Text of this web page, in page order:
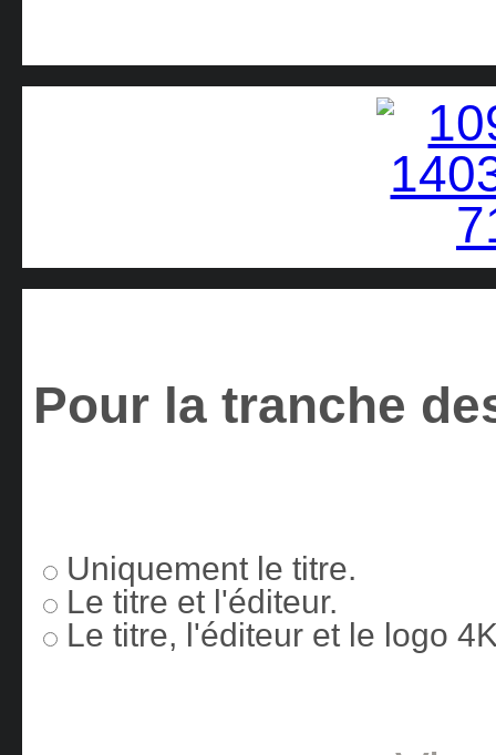
Pour la tranche
Uniquement le titre.
Le titre et l'éditeur.
Le titre, l'éditeur et le logo